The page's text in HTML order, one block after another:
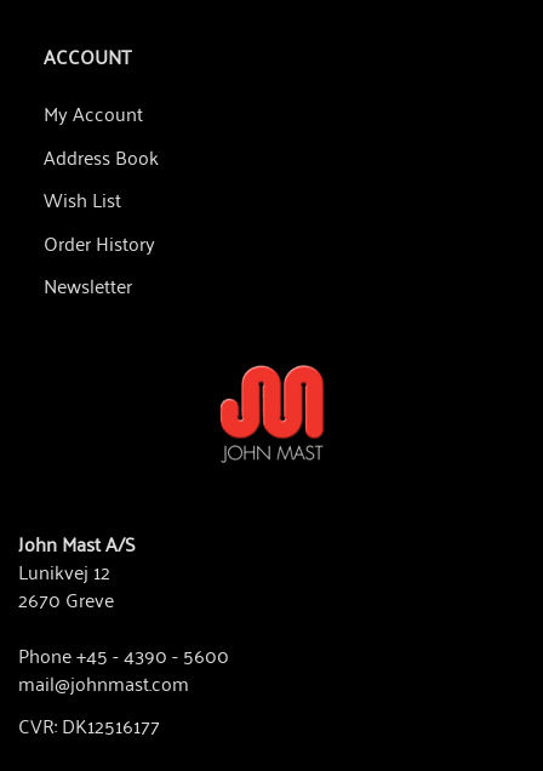
ACCOUNT
My Account
Address Book
Wish List
Order History
Newsletter
John Mast A/S
Lunikvej 12
2670 Greve
Phone +45 - 4390 - 5600
mail@johnmast.com
CVR: DK12516177